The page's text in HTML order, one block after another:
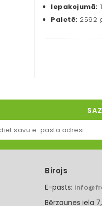
Iepakojumā:
Paletē: 2592
Birojs
E-pasts:
Bērzaunes iela